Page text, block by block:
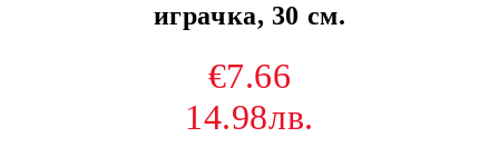
играчка, 30 см.
€7.66
14.98лв.